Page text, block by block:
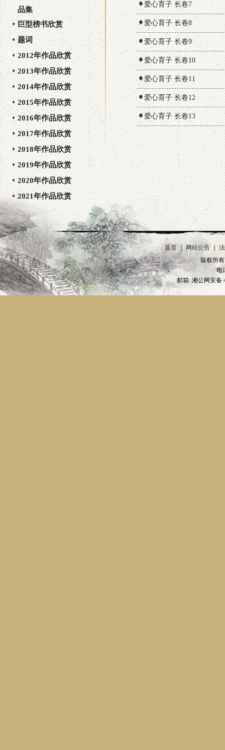
品集
巨型榜书欣赏
题词
2012年作品欣赏
2013年作品欣赏
2014年作品欣赏
2015年作品欣赏
2016年作品欣赏
2017年作品欣赏
2018年作品欣赏
2019年作品欣赏
2020年作品欣赏
2021年作品欣赏
爱心育子 长卷7
爱心育子 长卷8
爱心育子 长卷9
爱心育子 长卷10
爱心育子 长卷11
爱心育子 长卷12
爱心育子 长卷13
首页 ｜ 网站公告 ｜
版权所
电
邮箱: 湘公网安备